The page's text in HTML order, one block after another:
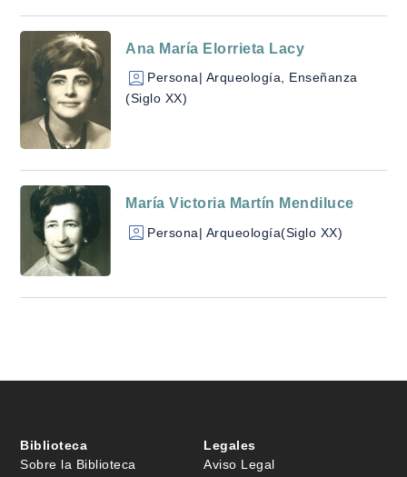
Ana María Elorrieta Lacy
Persona| Arqueología, Enseñanza
(Siglo XX)
María Victoria Martín Mendiluce
Persona| Arqueología(Siglo XX)
Biblioteca
Sobre la Biblioteca
Legales
Aviso Legal